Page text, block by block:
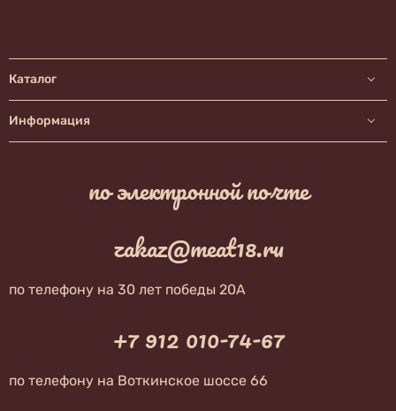
Каталог
Информация
по электронной почте
zakaz@meat18.ru
по телефону на 30 лет победы 20А
+7 912 010-74-67
по телефону на Воткинское шоссе 66